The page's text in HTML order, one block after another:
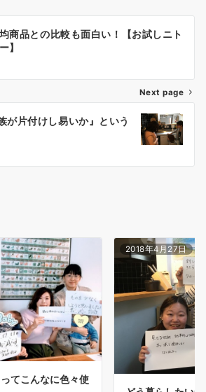
商品との比較も面白い！【お試しニト
】
Next page
が片付けし易いか』という
てこんなに色々使
2018年4月27日